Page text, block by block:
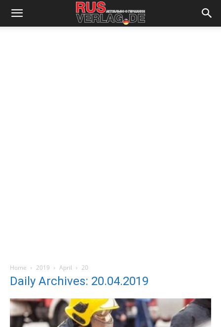
Home 2019 April 20
Daily Archives: 20.04.2019